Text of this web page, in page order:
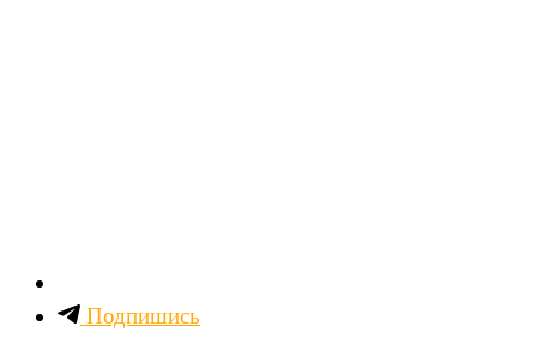
Подпишись